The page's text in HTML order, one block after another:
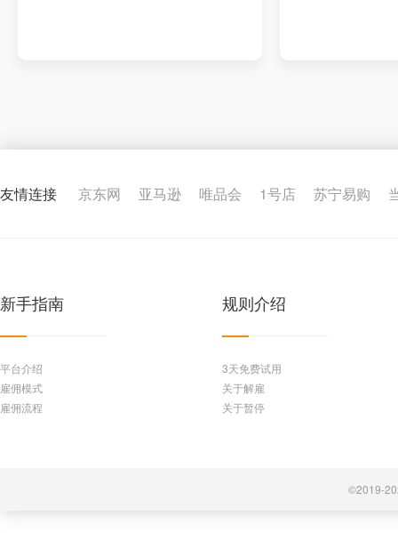
友情连接 京东网 亚马逊 唯品会 1号店 苏宁易购
新手指南
平台介绍
雇佣模式
雇佣流程
规则介绍
3天免费试用
关于解雇
关于暂停
©2019-